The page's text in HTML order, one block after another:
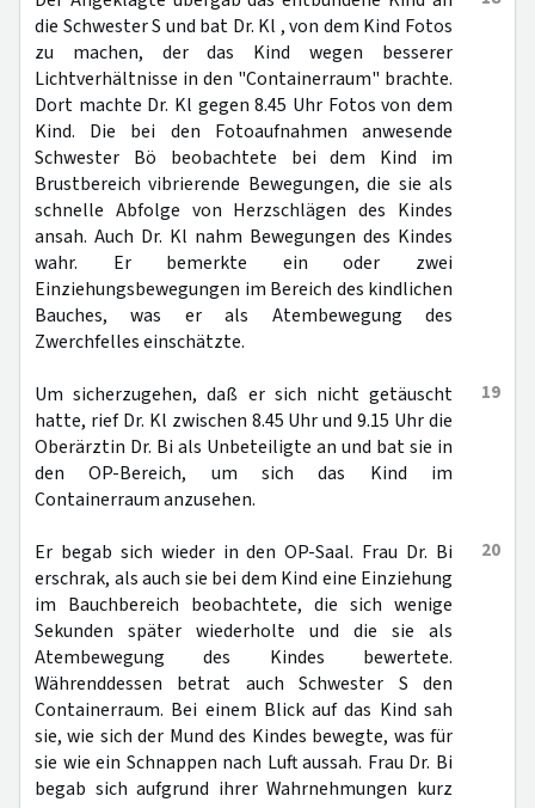
die Schwester S und bat Dr. Kl , von dem Kind Fotos
zu machen, der das Kind wegen besserer
Lichtverhältnisse in den "Containerraum" brachte.
Dort machte Dr. Kl gegen 8.45 Uhr Fotos von dem
Kind. Die bei den Fotoaufnahmen anwesende
Schwester Bö beobachtete bei dem Kind im
Brustbereich vibrierende Bewegungen, die sie als
schnelle Abfolge von Herzschlägen des Kindes
ansah. Auch Dr. Kl nahm Bewegungen des Kindes
wahr. Er bemerkte ein oder zwei
Einziehungsbewegungen im Bereich des kindlichen
Bauches, was er als Atembewegung des
Zwerchfelles einschätzte.
19
Um sicherzugehen, daß er sich nicht getäuscht
hatte, rief Dr. Kl zwischen 8.45 Uhr und 9.15 Uhr die
Oberärztin Dr. Bi als Unbeteiligte an und bat sie in
den OP-Bereich, um sich das Kind im
Containerraum anzusehen.
20
Er begab sich wieder in den OP-Saal. Frau Dr. Bi
erschrak, als auch sie bei dem Kind eine Einziehung
im Bauchbereich beobachtete, die sich wenige
Sekunden später wiederholte und die sie als
Atembewegung des Kindes bewertete.
Währenddessen betrat auch Schwester S den
Containerraum. Bei einem Blick auf das Kind sah
sie, wie sich der Mund des Kindes bewegte, was für
sie wie ein Schnappen nach Luft aussah. Frau Dr. Bi
begab sich aufgrund ihrer Wahrnehmungen kurz